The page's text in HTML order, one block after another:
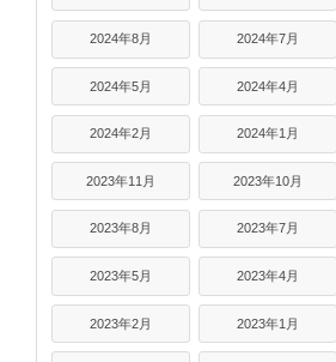
2024年8月 2024年7月
2024年5月 2024年4月
2024年2月 2024年1月
2023年11月 2023年10月
2023年8月 2023年7月
2023年5月 2023年4月
2023年2月 2023年1月